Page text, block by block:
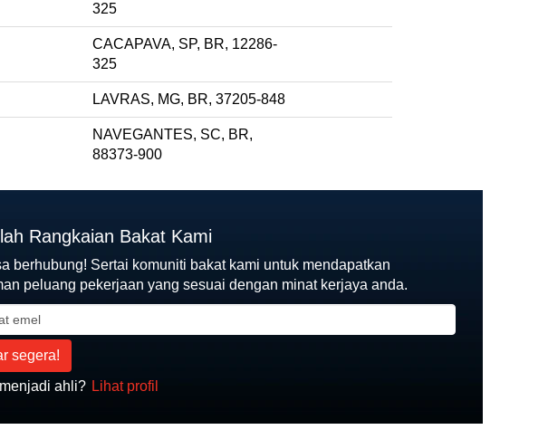
325
CACAPAVA, SP, BR, 12286-
325
LAVRAS, MG, BR, 37205-848
NAVEGANTES, SC, BR,
88373-900
Rangkaian Bakat Kami
berhubung! Sertai komuniti bakat kami untuk mendapatkan
peluang pekerjaan yang sesuai dengan minat kerjaya anda.
ahli? Lihat profil